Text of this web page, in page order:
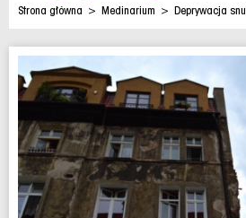
Strona główna > Medinarium > Deprywacja snu